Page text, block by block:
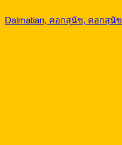
Dalmatian, คอกสุนัข, คอกสุนั